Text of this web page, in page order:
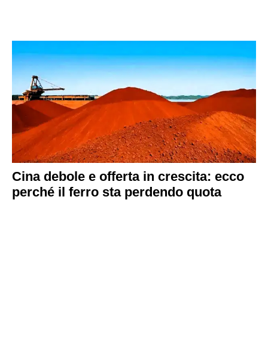
Cina debole e offerta in crescita: ecco
perché il ferro sta perdendo quota